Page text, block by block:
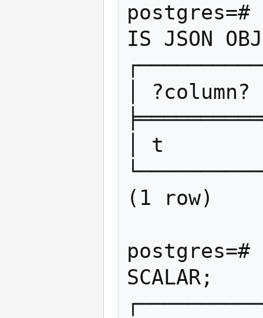
IS JSON
│ ?column?
│ t
(1 row)
postgres=#
SCALAR;